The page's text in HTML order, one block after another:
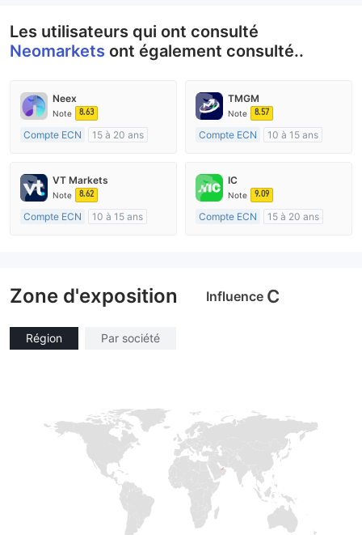
Les utilisateurs qui ont consulté
Neomarkets ont également consulté..
Neex
Note 8.63
Compte ECN
15 à 20 ans
Market Making (MM)
Etiquette principale MT4
TMGM
Note 8.57
Compte ECN
10 à 15 ans
Market Making (MM)
Etiquette principale MT4
VT Markets
Note 8.62
Compte ECN
10 à 15 ans
IC
Note 9.09
Compte ECN
15 à 20 ans
Zone d'exposition Influence C
Région Par société